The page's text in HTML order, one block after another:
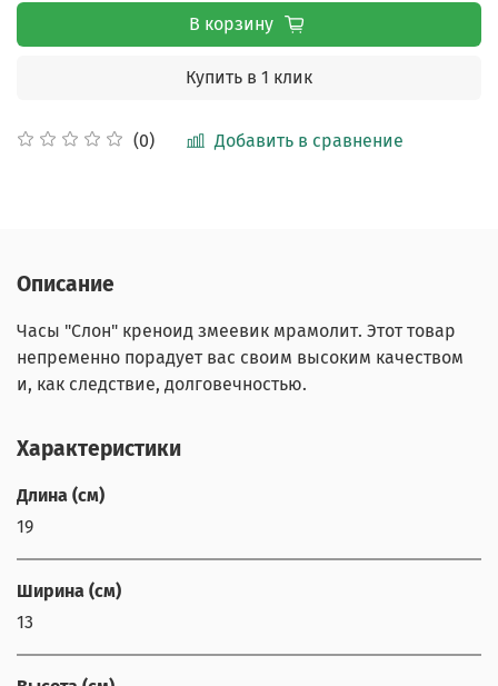
(0) Добавить в сравнение
В корзину
Купить в 1 клик
Описание
Часы "Слон" креноид змеевик мрамолит. Этот товар
непременно порадует вас своим высоким качеством
и, как следствие, долговечностью.
Характеристики
Длина (см)
19
Ширина (см)
13